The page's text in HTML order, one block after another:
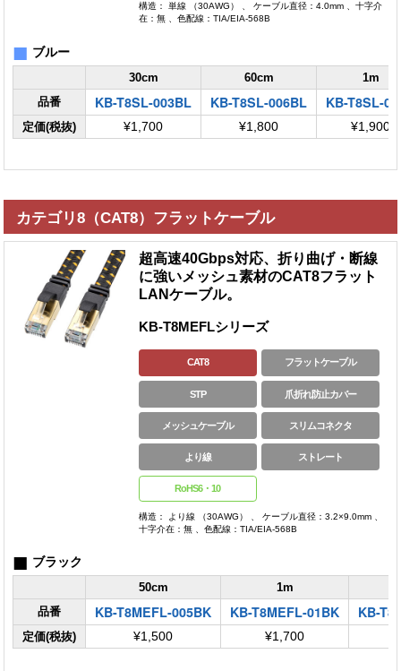
構造： 単線 （30AWG） 、 ケーブル直径：4.0mm 、十字介
在：無 、色配線：TIA/EIA-568B
■ ブルー
30cm 60cm
1m
品番
KB-T8SL-003BL KB-T8SL-006BL KB-T8SL-
定価(税抜) ¥1,700 ¥1,800 ¥1,900
カテゴリ8（CAT8）フラットケーブル
超高速40Gbps対応、折り曲げ・断線
に強いメッシュ素材のCAT8フラット
LANケーブル。
KB-T8MEFLシリーズ
CAT8 フラットケーブル
STP 爪折れ防止カバー
メッシュケーブル スリムコネクタ
より線 ストレート
RoHS6・10
構造： より線 （30AWG） 、 ケーブル直径：3.2×9.0mm 、
十字介在：無 、色配線：TIA/EIA-568B
■ ブラック
50cm
1m
品番
KB-T8MEFL-005BK KB-T8MEFL-01BK KB-
定価(税抜) ¥1,500 ¥1,700